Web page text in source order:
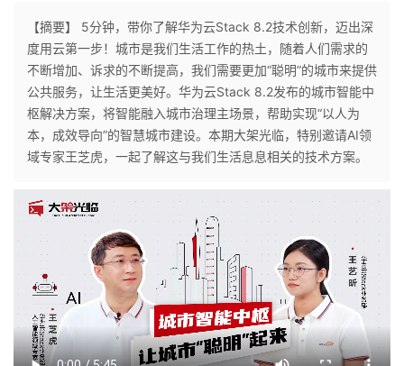
个
人
主
我
的
我
的
我
【摘要】 5分钟，带你了解华为云Stack 8.2技术创新，迈出深
度用云第一步！城市是我们生活工作的热土，随着人们需求的
不断增加、诉求的不断提高，我们需要更加“聪明”的城市来提供
公共服务，让生活更美好。华为云Stack 8.2发布的城市智能中
枢解决方案，将智能融入城市治理主场景，帮助实现“以人为
本，成效导向”的智慧城市建设。本期大架光临，特别邀请AI领
域专家王芝虎，一起了解这与我们生活息息相关的技术方案。